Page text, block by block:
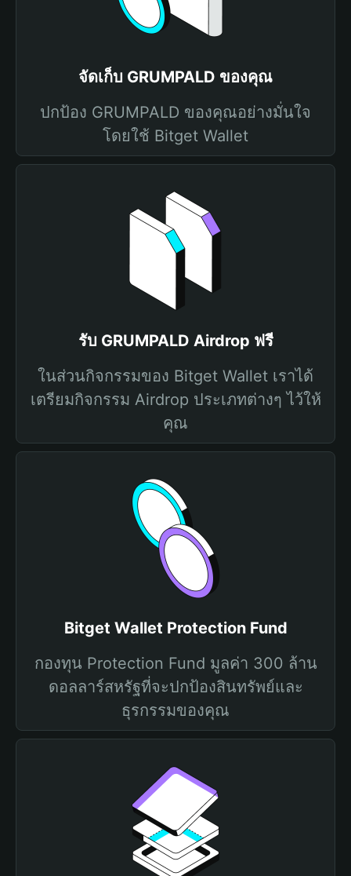
จัดเก็บ GRUMPALD ของคุณ
ปกป้อง GRUMPALD ของคุณอย่างมั่นใจ
โดยใช้ Bitget Wallet
รับ GRUMPALD Airdrop ฟรี
ในส่วนกิจกรรมของ Bitget Wallet เราได้
เตรียมกิจกรรม Airdrop ประเภทต่างๆ ไว้ให้
คุณ
Bitget Wallet Protection Fund
กองทุน Protection Fund มูลค่า 300 ล้าน
ดอลลาร์สหรัฐที่จะปกป้องสินทรัพย์และ
ธุรกรรมของคุณ